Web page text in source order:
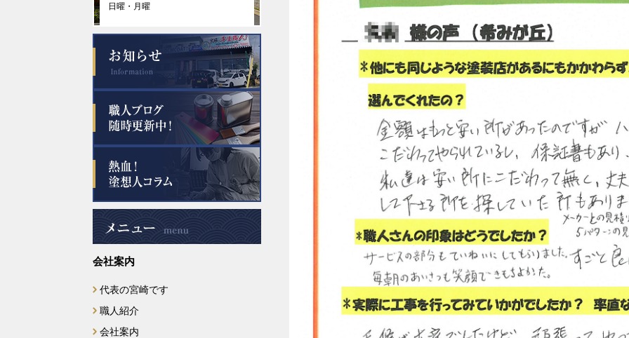
日曜・月曜
会社案内
代表の宮崎です
職人紹介
会社案内